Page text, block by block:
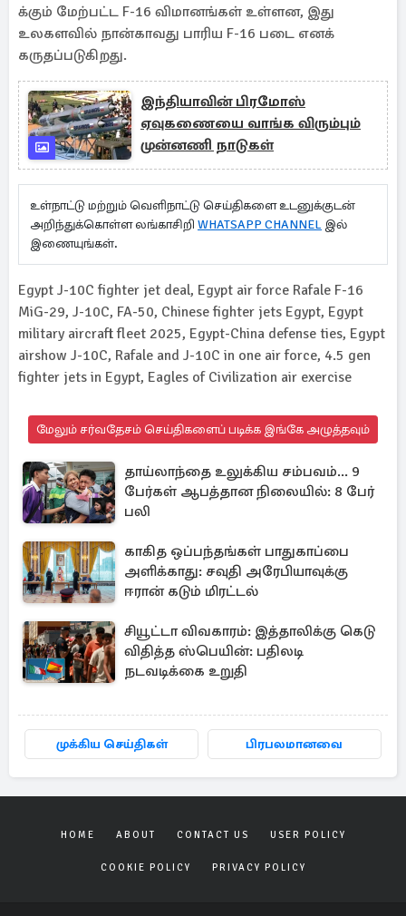
க்கும் மேற்பட்ட F-16 விமானங்கள் உள்ளன, இது
உலகளவில் நான்காவது பாரிய F-16 படை எனக்
கருதப்படுகிறது.
இந்தியாவின் பிரமோஸ்
ஏவுகணையை வாங்க விரும்பும்
முன்னணி நாடுகள்
உள்நாட்டு மற்றும் வெளிநாட்டு செய்திகளை உடனுக்குடன்
அறிந்துக்கொள்ள லங்காசிறி WHATSAPP CHANNEL இல்
இணையுங்கள்.
Egypt J-10C fighter jet deal, Egypt air force Rafale F-16
MiG-29, J-10C, FA-50, Chinese fighter jets Egypt, Egypt
military aircraft fleet 2025, Egypt-China defense ties, Egypt
airshow J-10C, Rafale and J-10C in one air force, 4.5 gen
fighter jets in Egypt, Eagles of Civilization air exercise
மேலும் சர்வதேசம் செய்திகளைப் படிக்க இங்கே அழுத்தவும்
தாய்லாந்தை உலுக்கிய சம்பவம்... 9
பேர்கள் ஆபத்தான நிலையில்: 8 பேர்
பலி
காகித ஒப்பந்தங்கள் பாதுகாப்பை
அளிக்காது: சவுதி அரேபியாவுக்கு
ஈரான் கடும் மிரட்டல்
சியூட்டா விவகாரம்: இத்தாலிக்கு கெடு
விதித்த ஸ்பெயின்: பதிலடி
நடவடிக்கை உறுதி
முக்கிய செய்திகள் பிரபலமானவை
HOME ABOUT CONTACT US USER POLICY
COOKIE POLICY PRIVACY POLICY